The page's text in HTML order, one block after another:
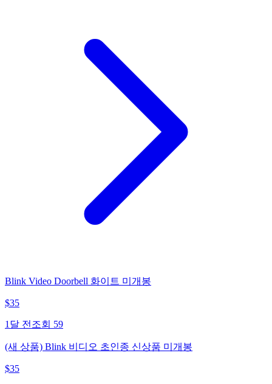
Blink Video Doorbell 화이트 미개봉
$35
1달 전 조회 59
(새 상품) Blink 비디오 초인종 신상품 미개봉
$35